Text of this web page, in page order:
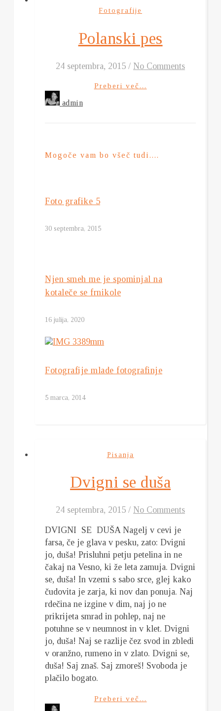
Fotografije
Polanski pes
24 septembra, 2015 / No Comments
Preberi več...
admin
Mogoče vam bo všeč tudi....
Foto grafike 5
30 septembra, 2015
Njen smeh me je spominjal na
kotaleče se frnikole
16 julija, 2020
Fotografije mlade fotografinje
5 marca, 2014
Pisanja
Dvigni se duša
24 septembra, 2015 / No Comments
DVIGNI SE DUŠA Nagelj v cevi je
farsa, če je glava v pesku, zato: Dvigni
jo, duša! Prisluhni petju petelina in ne
čakaj na Vesno, ki že leta zamuja. Dvigni
se, duša! In vzemi s sabo srce, glej kako
čudovita je zarja, ki nov dan ponuja. Naj
rdečina ne izgine v dim, naj jo ne
prikrijeta smrad in pohlep, naj ne
potuhne se v neumnost in v klet. Dvigni
jo, duša! Naj se razlije čez svod in zbledi
v oranžno, rumeno in v zlato. Dvigni se,
duša! Saj znaš. Saj zmoreš! Svoboda je
plačilo bogato.
Preberi več...